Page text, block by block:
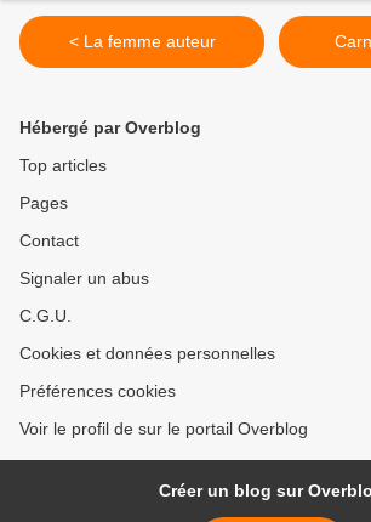
< La femme auteur
Hébergé par Overblog
Top articles
Pages
Contact
Signaler un abus
C.G.U.
Cookies et données personnelles
Préférences cookies
Voir le profil de sur le portail Overblog
Créer un blog sur